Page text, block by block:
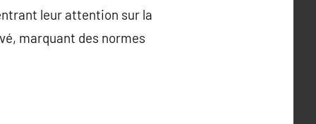
leur attention sur la
marquant des normes